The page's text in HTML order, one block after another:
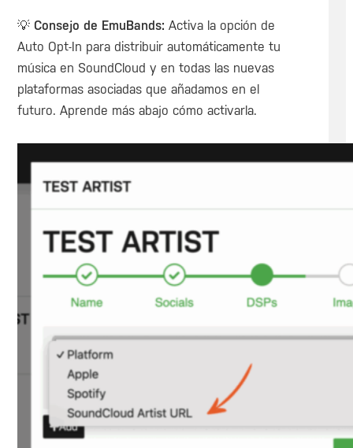
💡 Consejo de EmuBands: Activa la opción de
Auto Opt-In para distribuir automáticamente tu
música en SoundCloud y en todas las nuevas
plataformas asociadas que añadamos en el
futuro. Aprende más abajo cómo activarla.